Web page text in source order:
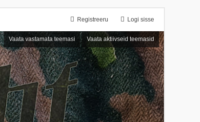
Logi sisse
Registreeru
Vaata vastamata teemasi Vaata aktiivseid teemasid